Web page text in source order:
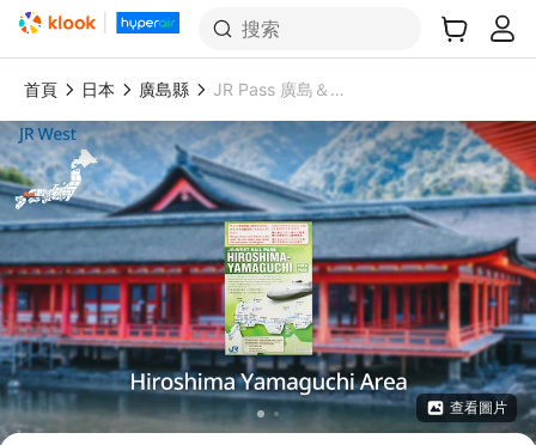
搜索
首頁 日本 廣島縣 JR Pass 廣島＆山口地區鐵路周遊券
查看圖片